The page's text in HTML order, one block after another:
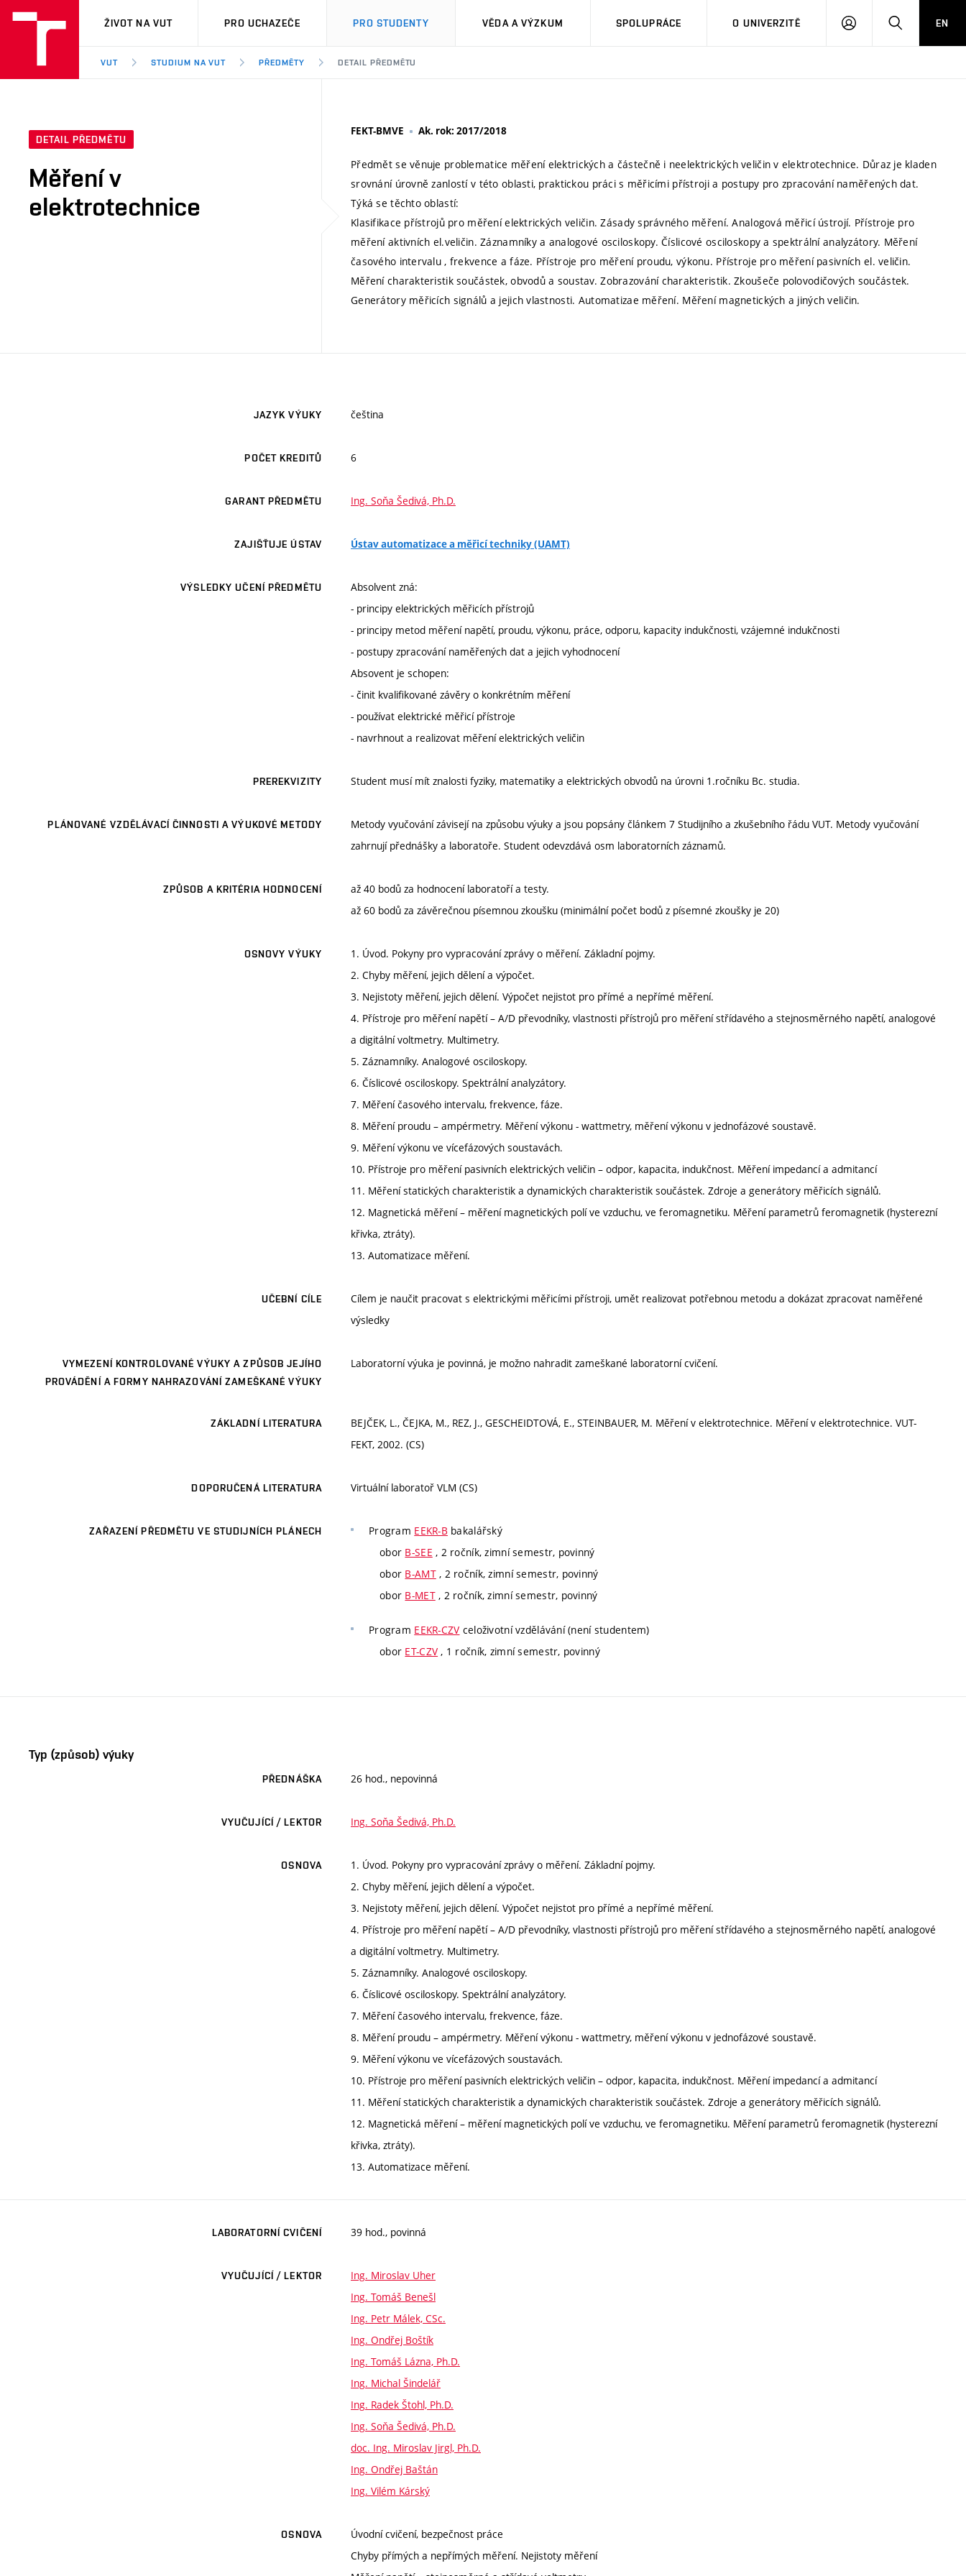
VUT
ŽIVOT NA VUT PRO UCHAZEČE PRO STUDENTY VĚDA A VÝZKUM SPOLUPRÁCE O UNIVERZITĚ
PŘIHLÁSIT HLEDATEN
VUT STUDIUM NA VUT PŘEDMĚTY DETAIL PŘEDMĚTU
DETAIL PŘEDMĚTU
Měření v
elektrotechnice
FEKT-BMVE Ak. rok: 2017/2018
Předmět se věnuje problematice měření elektrických a částečně i neelektrických veličin v elektrotechnice. Důraz je kladen
srovnání úrovně zanlostí v této oblasti, praktickou práci s měřicími přístroji a postupy pro zpracování naměřených dat.
Týká se těchto oblastí:
Klasifikace přístrojů pro měření elektrických veličin. Zásady správného měření. Analogová měřicí ústrojí. Přístroje pro
měření aktivních el.veličin. Záznamníky a analogové osciloskopy. Číslicové osciloskopy a spektrální analyzátory. Měření
časového intervalu , frekvence a fáze. Přístroje pro měření proudu, výkonu. Přístroje pro měření pasivních el. veličin.
Měření charakteristik součástek, obvodů a soustav. Zobrazování charakteristik. Zkoušeče polovodičových součástek.
Generátory měřicích signálů a jejich vlastnosti. Automatizae měření. Měření magnetických a jiných veličin.
JAZYK VÝUKY čeština
POČET KREDITŮ 6
GARANT PŘEDMĚTU Ing. Soňa Šedivá, Ph.D.
ZAJIŠŤUJE ÚSTAV Ústav automatizace a měřicí techniky (UAMT)
VÝSLEDKY UČENÍ PŘEDMĚTU
Absolvent zná:
- principy elektrických měřicích přístrojů
- principy metod měření napětí, proudu, výkonu, práce, odporu, kapacity indukčnosti, vzájemné indukčnosti
- postupy zpracování naměřených dat a jejich vyhodnocení
Absovent je schopen:
- činit kvalifikované závěry o konkrétním měření
- používat elektrické měřicí přístroje
- navrhnout a realizovat měření elektrických veličin
PREREKVIZITY Student musí mít znalosti fyziky, matematiky a elektrických obvodů na úrovni 1.ročníku Bc. studia.
PLÁNOVANÉ VZDĚLÁVACÍ ČINNOSTI A VÝUKOVÉ METODY
Metody vyučování závisejí na způsobu výuky a jsou popsány článkem 7 Studijního a zkušebního řádu VUT. Metody vyučování
zahrnují přednášky a laboratoře. Student odevzdává osm laboratorních záznamů.
ZPŮSOB A KRITÉRIA HODNOCENÍ
až 40 bodů za hodnocení laboratoří a testy.
až 60 bodů za závěrečnou písemnou zkoušku (minimální počet bodů z písemné zkoušky je 20)
OSNOVY VÝUKY
1. Úvod. Pokyny pro vypracování zprávy o měření. Základní pojmy.
2. Chyby měření, jejich dělení a výpočet.
3. Nejistoty měření, jejich dělení. Výpočet nejistot pro přímé a nepřímé měření.
4. Přístroje pro měření napětí – A/D převodníky, vlastnosti přístrojů pro měření střídavého a stejnosměrného napětí, analogové
a digitální voltmetry. Multimetry.
5. Záznamníky. Analogové osciloskopy.
6. Číslicové osciloskopy. Spektrální analyzátory.
7. Měření časového intervalu, frekvence, fáze.
8. Měření proudu – ampérmetry. Měření výkonu - wattmetry, měření výkonu v jednofázové soustavě.
9. Měření výkonu ve vícefázových soustavách.
10. Přístroje pro měření pasivních elektrických veličin – odpor, kapacita, indukčnost. Měření impedancí a admitancí
11. Měření statických charakteristik a dynamických charakteristik součástek. Zdroje a generátory měřicích signálů.
12. Magnetická měření – měření magnetických polí ve vzduchu, ve feromagnetiku. Měření parametrů feromagnetik (hysterezní
křivka, ztráty).
13. Automatizace měření.
UČEBNÍ CÍLE
Cílem je naučit pracovat s elektrickými měřicími přístroji, umět realizovat potřebnou metodu a dokázat zpracovat naměřené
výsledky
VYMEZENÍ KONTROLOVANÉ VÝUKY A ZPŮSOB JEJÍHO
PROVÁDĚNÍ A FORMY NAHRAZOVÁNÍ ZAMEŠKANÉ VÝUKY
Laboratorní výuka je povinná, je možno nahradit zameškané laboratorní cvičení.
ZÁKLADNÍ LITERATURA
BEJČEK, L., ČEJKA, M., REZ, J., GESCHEIDTOVÁ, E., STEINBAUER, M. Měření v elektrotechnice. Měření v elektrotechnice. VUT-
FEKT, 2002. (CS)
DOPORUČENÁ LITERATURA Virtuální laboratoř VLM (CS)
ZAŘAZENÍ PŘEDMĚTU VE STUDIJNÍCH PLÁNECH Program EEKR-B bakalářský
obor B-SEE , 2 ročník, zimní semestr, povinný
obor B-AMT, 2 ročník, zimní semestr, povinný
obor B-MET, 2 ročník, zimní semestr, povinný
Program EEKR-CZV celoživotní vzdělávání (není studentem)
obor ET-CZV , 1 ročník, zimní semestr, povinný
Typ (způsob) výuky
PŘEDNÁŠKA 26 hod., nepovinná
VYUČUJÍCÍ / LEKTOR Ing. Soňa Šedivá, Ph.D.
OSNOVA
1. Úvod. Pokyny pro vypracování zprávy o měření. Základní pojmy.
2. Chyby měření, jejich dělení a výpočet.
3. Nejistoty měření, jejich dělení. Výpočet nejistot pro přímé a nepřímé měření.
4. Přístroje pro měření napětí – A/D převodníky, vlastnosti přístrojů pro měření střídavého a stejnosměrného napětí, analogové
a digitální voltmetry. Multimetry.
5. Záznamníky. Analogové osciloskopy.
6. Číslicové osciloskopy. Spektrální analyzátory.
7. Měření časového intervalu, frekvence, fáze.
8. Měření proudu – ampérmetry. Měření výkonu - wattmetry, měření výkonu v jednofázové soustavě.
9. Měření výkonu ve vícefázových soustavách.
10. Přístroje pro měření pasivních elektrických veličin – odpor, kapacita, indukčnost. Měření impedancí a admitancí
11. Měření statických charakteristik a dynamických charakteristik součástek. Zdroje a generátory měřicích signálů.
12. Magnetická měření – měření magnetických polí ve vzduchu, ve feromagnetiku. Měření parametrů feromagnetik (hysterezní
křivka, ztráty).
13. Automatizace měření.
LABORATORNÍ CVIČENÍ 39 hod., povinná
VYUČUJÍCÍ / LEKTOR
Ing. Miroslav Uher
Ing. Tomáš Benešl
Ing. Petr Málek, CSc.
Ing. Ondřej Boštík
Ing. Tomáš Lázna, Ph.D.
Ing. Michal Šindelář
Ing. Radek Štohl, Ph.D.
Ing. Soňa Šedivá, Ph.D.
doc. Ing. Miroslav Jirgl, Ph.D.
Ing. Ondřej Baštán
Ing. Vilém Kárský
OSNOVA
Úvodní cvičení, bezpečnost práce
Chyby přímých a nepřímých měření. Nejistoty měření